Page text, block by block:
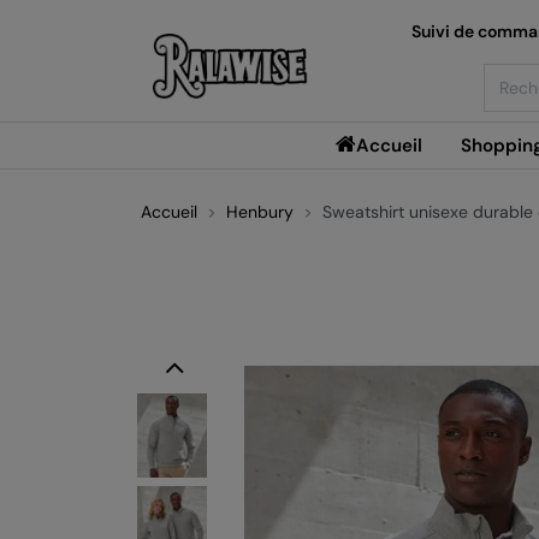
Accueil
Suivi de
Accueil Henbury Sweatshirt unisexe
Previous